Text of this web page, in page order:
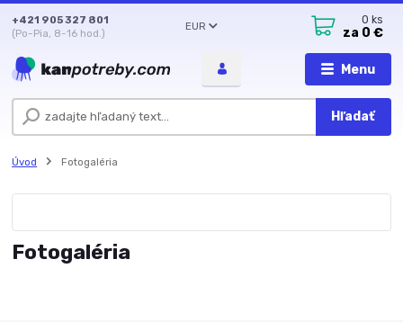
Menu
EUR
Hľadať
+421 905 327 801
(Po-Pia, 8-16 hod.)
0 ks
za 0 €
Úvod Fotogaléria
Fotogaléria